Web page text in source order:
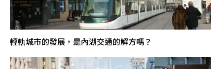
輕軌城市的發展，是內湖交通的解方嗎？